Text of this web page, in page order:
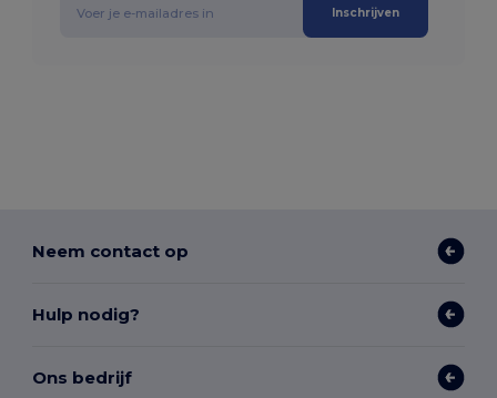
Inschrijven
Neem contact op
Hulp nodig?
Ons bedrijf